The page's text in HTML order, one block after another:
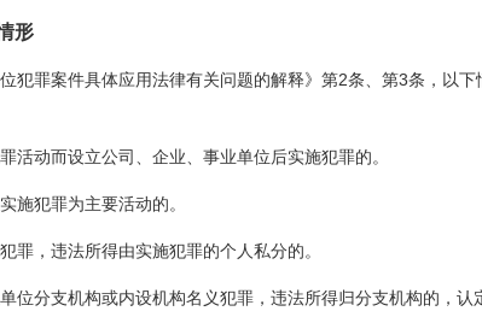
形
犯罪案件具体应用法律有关问题的解释》第2条、第3条，以下
活动而设立公司、企业、事业单位后实施犯罪的。
施犯罪为主要活动的。
罪，违法所得由实施犯罪的个人私分的。
位分支机构或内设机构名义犯罪，违法所得归分支机构的，认